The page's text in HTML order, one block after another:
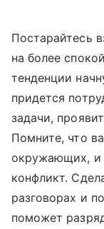
Постарайтесь
на более
тенденции
придется
задачи,
Помните, что
окружающих, и
конфликт.
разговорах и
поможет